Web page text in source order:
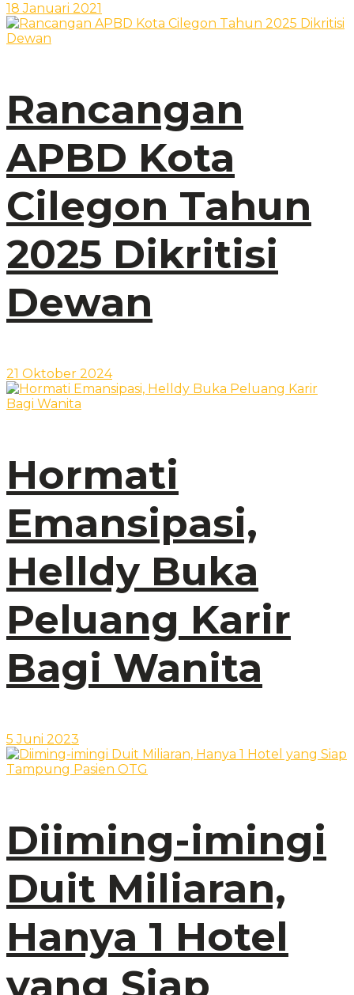
18 Januari 2021
Rancangan
APBD Kota
Cilegon Tahun
2025 Dikritisi
Dewan
21 Oktober 2024
Hormati
Emansipasi,
Helldy Buka
Peluang Karir
Bagi Wanita
5 Juni 2023
Diiming-imingi
Duit Miliaran,
Hanya 1 Hotel
yang Siap